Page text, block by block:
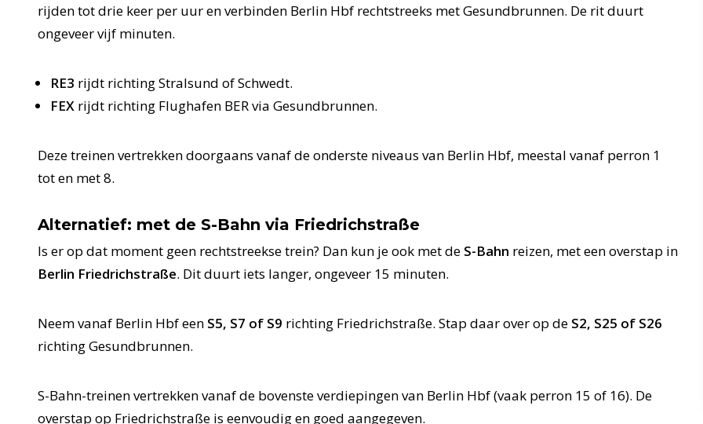
rijden tot drie keer per uur en verbinden Berlin Hbf rechtstreeks met Gesundbrunnen. De rit duurt
ongeveer vijf minuten.
RE3 rijdt richting Stralsund of Schwedt.
FEX rijdt richting Flughafen BER via Gesundbrunnen.
Deze treinen vertrekken doorgaans vanaf de onderste niveaus van Berlin Hbf, meestal vanaf perron 1
tot en met 8.
Alternatief: met de S-Bahn via Friedrichstraße
Is er op dat moment geen rechtstreekse trein? Dan kun je ook met de S-Bahn reizen, met een overstap in
Berlin Friedrichstraße. Dit duurt iets langer, ongeveer 15 minuten.
Neem vanaf Berlin Hbf een S5, S7 of S9 richting Friedrichstraße. Stap daar over op de S2, S25 of S26
richting Gesundbrunnen.
S-Bahn-treinen vertrekken vanaf de bovenste verdiepingen van Berlin Hbf (vaak perron 15 of 16). De
overstap op Friedrichstraße is eenvoudig en goed aangegeven.